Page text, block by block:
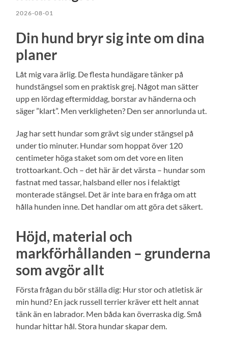
2026-08-01
Din hund bryr sig inte om dina
planer
Låt mig vara ärlig. De flesta hundägare tänker på
hundstängsel som en praktisk grej. Något man sätter
upp en lördag eftermiddag, borstar av händerna och
säger ”klart”. Men verkligheten? Den ser annorlunda ut.
Jag har sett hundar som grävt sig under stängsel på
under tio minuter. Hundar som hoppat över 120
centimeter höga staket som om det vore en liten
trottoarkant. Och – det här är det värsta – hundar som
fastnat med tassar, halsband eller nos i felaktigt
monterade stängsel. Det är inte bara en fråga om att
hålla hunden inne. Det handlar om att göra det säkert.
Höjd, material och
markförhållanden – grunderna
som avgör allt
Första frågan du bör ställa dig: Hur stor och atletisk är
min hund? En jack russell terrier kräver ett helt annat
tänk än en labrador. Men båda kan överraska dig. Små
hundar hittar hål. Stora hundar skapar dem.